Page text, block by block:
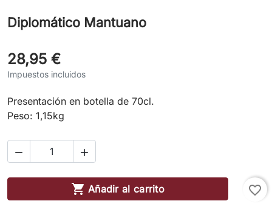
Diplomático Mantuano
28,95 €
Impuestos incluidos
Presentación en botella de 70cl.
Peso: 1,15kg
 
 Añadir al carrito favorite_border